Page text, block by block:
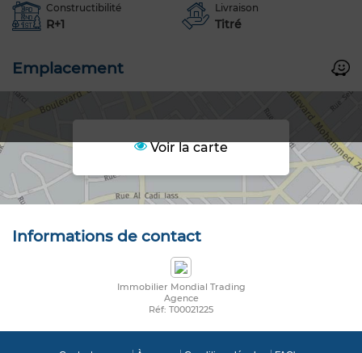
Constructibilité
R+1
Livraison
Titré
Emplacement
Voir la carte
Informations de contact
Immobilier Mondial Trading
Agence
Réf: T00021225